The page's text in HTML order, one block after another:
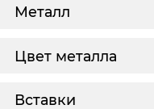
Металл
Цвет металла
Вставки